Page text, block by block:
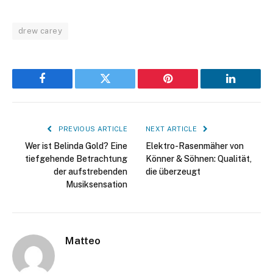
drew carey
Facebook Twitter Pinterest LinkedIn
PREVIOUS ARTICLE
Wer ist Belinda Gold? Eine
tiefgehende Betrachtung
der aufstrebenden
Musiksensation
NEXT ARTICLE
Elektro-Rasenmäher von
Könner & Söhnen: Qualität,
die überzeugt
Matteo